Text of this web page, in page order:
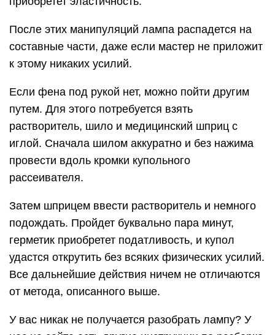
После этих манипуляций лампа распадется на
составные части, даже если мастер не приложит
к этому никаких усилий.
Если фена под рукой нет, можно пойти другим
путем. Для этого потребуется взять
растворитель, шило и медицинский шприц с
иглой. Сначала шилом аккуратно и без нажима
провести вдоль кромки купольного
рассеивателя.
Затем шприцем ввести растворитель и немного
подождать. Пройдет буквально пара минут,
герметик приобретет податливость, и купол
удастся открутить без всяких физических усилий.
Все дальнейшие действия ничем не отличаются
от метода, описанного выше.
У вас никак не получается разобрать лампу? У